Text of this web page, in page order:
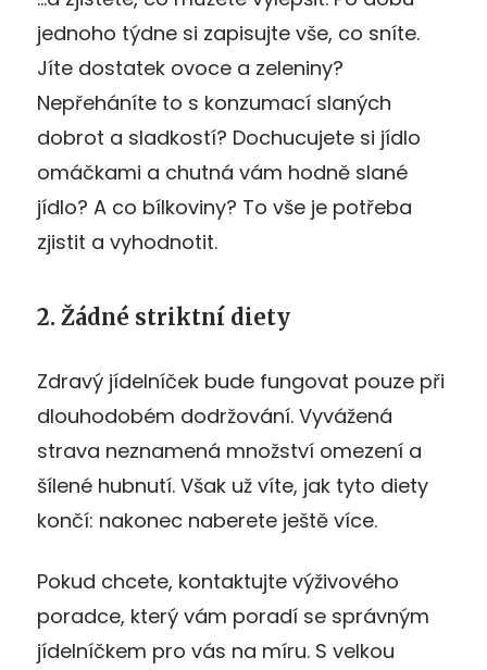
jednoho týdne si zapisujte vše, co sníte.
Jíte dostatek ovoce a zeleniny?
Nepřeháníte to s konzumací slaných
dobrot a sladkostí? Dochucujete si jídlo
omáčkami a chutná vám hodně slané
jídlo? A co bílkoviny? To vše je potřeba
zjistit a vyhodnotit.
2. Žádné striktní diety
Zdravý jídelníček bude fungovat pouze při
dlouhodobém dodržování. Vyvážená
strava neznamená množství omezení a
šílené hubnutí. Však už víte, jak tyto diety
končí: nakonec naberete ještě více.
Pokud chcete, kontaktujte výživového
poradce, který vám poradí se správným
jídelníčkem pro vás na míru. S velkou